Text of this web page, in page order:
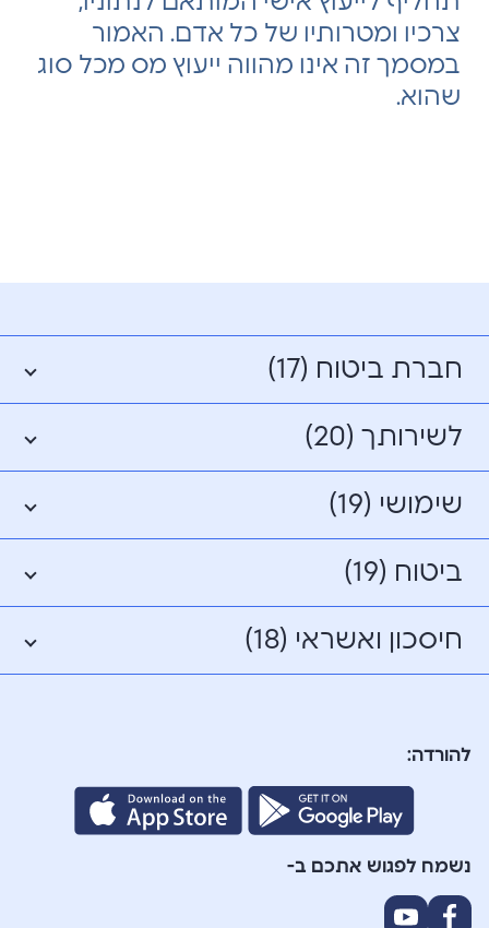
צרכיו ומטרותיו של כל אדם. האמור
במסמך זה אינו מהווה ייעוץ מס מכל סוג
שהוא.
חברת ביטוח (17)
לשירותך (20)
שימושי (19)
ביטוח (19)
חיסכון ואשראי (18)
להורדה:
נשמח לפגוש אתכם ב-